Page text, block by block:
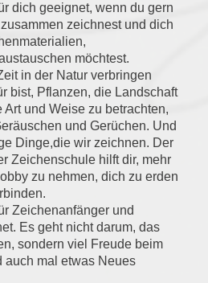
dich geeignet, wenn du gern
zeichnest und dich
möchtest.
in der Natur verbringen
bist, Pflanzen, die Landschaft
und Weise zu betrachten,
und Gerüchen. Und
Dinge,die wir zeichnen. Der
Zeichenschule hilft dir, mehr
zu nehmen, dich zu erden
Zeichenanfänger und
Es geht nicht darum, das
sondern viel Freude beim
auch mal etwas Neues